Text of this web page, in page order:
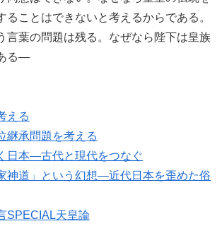
ることはできないと考えるからである。
葉の問題は残る。なぜなら陛下は皇族
る―
える
継承問題を考える
日本―古代と現代をつなぐ
神道」という幻想―近代日本を歪めた俗
SPECIAL天皇論